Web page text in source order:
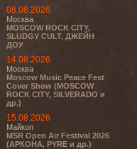
08.08.2026
Москва
MOSCOW ROCK CITY,
SLUDGY CULT, ДЖЕЙН
ДОУ
14.08.2026
Москва
Moscow Music Peace Fest
Cover Show (MOSCOW
ROCK CITY, SILVERADO и
др.)
15.08.2026
Майкоп
MSR Open Air Festival 2026
(АРКОНА, PYRE и др.)